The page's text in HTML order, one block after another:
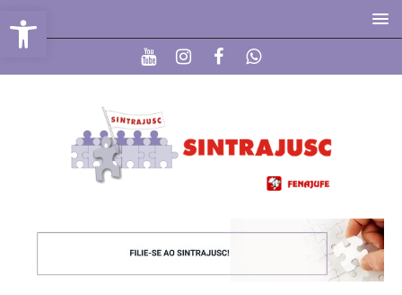
Abrir a barra de ferramentas